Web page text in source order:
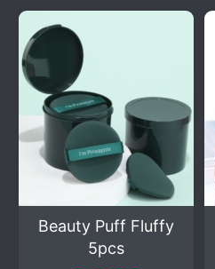
Beauty Puff Fluffy
5pcs